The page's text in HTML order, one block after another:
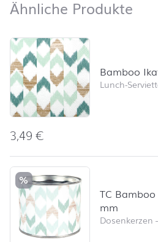
Ähnliche Produkte
Produktliste überspringen und
Bamboo
Lunch-
3,49€
%
TC
mm
Dosenkerzen